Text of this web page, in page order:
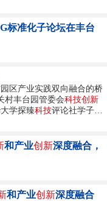
标准化子论坛在丰台
区产业实践双向融合的桥
村丰台园管委会科技创新
学探臻科技评论社学子走
号两家优质企业，以实地
和产业创新深度融合，
和产业创新深度融合